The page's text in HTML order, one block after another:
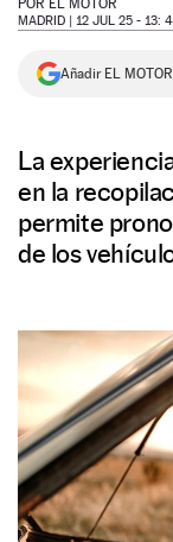
NEWSLETTER
POR EL MOTOR
MADRID | 12 JUL 25 - 13:
Añadir EL
La
en la
permite
de los